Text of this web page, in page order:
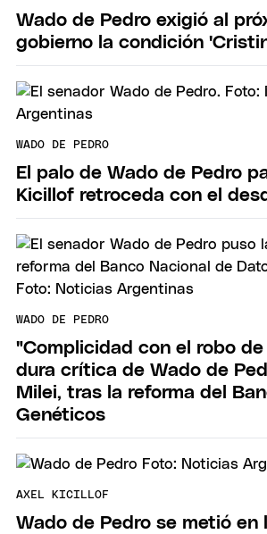
Wado de Pedro exigió al
gobierno la condición
WADO DE PEDRO
El palo de Wado de Pedro
Kicillof retroceda con el
WADO DE PEDRO
"Complicidad con el robo
dura crítica de Wado de
Milei, tras la reforma del
Genéticos
AXEL KICILLOF
Wado de Pedro se metió en